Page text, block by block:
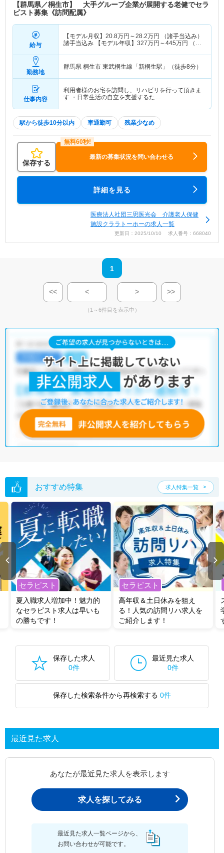
【群馬県／桐生市】 大手グループ企業が展開する老健でセラ
ピスト募集《訪問配属》
給与
【モデル月収】 20.8万円～28.2万円
（諸手当込み）
諸手当込み 【モデル年収】 327万円～445万円
（諸
勤務地
群馬県 桐生市 東武桐生線「新桐生駅」（徒歩8分）
仕事内容
利用者様のお宅を訪問し、リハビリを行って頂きま
す ・日常生活の自立を支援するた…
駅から徒歩10分以内 車通勤可 残業少なめ
保存する
最新の募集状況を問い合わせる
詳細を見る
医療法人社団三思医光会 介護老人保健
施設クララトーホーの求人一覧
更新日：2025/10/10 求人番号：668040
1
<< < > >>
（1～6件目を表示中）
おすすめ特集 求人特集一覧
セラピスト
夏入職求人増加中！魅力的
なセラピスト求人は早いも
の勝ちです！
セラピスト
高年収＆土日休みを狙え
る！人気の訪問リハ求人を
ご紹介します！
保存した求人
0件
最近見た求人
0件
保存した検索条件から再検索する 0件
最近見た求人
あなたが最近見た求人を表示します
求人を探してみる
最近見た求人一覧ページから、
お問い合わせが可能です。